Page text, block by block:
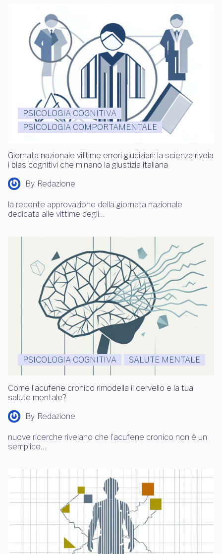
PSICOLOGIA COGNITIVA
PSICOLOGIA COMPORTAMENTALE
Giornata nazionale vittime errori giudiziari: la scienza rivela
i bias cognitivi che minano la giustizia italiana
By Redazione
la recente approvazione della giornata nazionale
dedicata alle vittime degli…
PSICOLOGIA COGNITIVA SALUTE MENTALE
Come l’acufene cronico rimodella il cervello e la tua
salute mentale?
By Redazione
nuove ricerche rivelano che l’acufene cronico non è un
semplice…